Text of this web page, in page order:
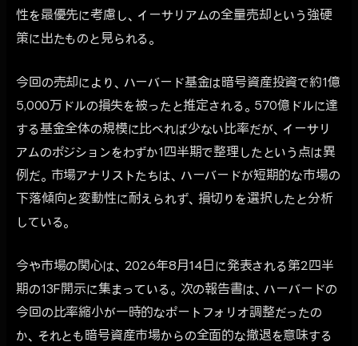
性を最優先に考慮し、イーサリアムの全量売却という強硬
策に出たものと見られる。
今回の売却により、ハーバード基金は暗号資産投資で約1億
5,000万ドルの損失を被ったと推定される。570億ドルに達
する基金全体の規模に比べれば少ない比率だが、イーサリ
アムのポジションをわずか1四半期で整理したという点は異
例だ。市場アナリストたちは、ハーバードが短期的な市場の
下落傾向と変動性に耐えられず、損切りを選択したと分析
している。
今や市場の関心は、2026年8月14日に発表される第2四半
期の13F開示に集まっている。次の報告書は、ハーバードの
今回の比率縮小が一時的なポートフォリオ調整だったの
か、それとも暗号資産市場からの全面的な撤退を意味する